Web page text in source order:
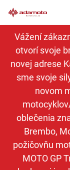
na
obsah
Vážení
otvorí svoje
novej adrese
sme svoje
novom
oblečenia
Brembo,
požičovňu
MOTO GP